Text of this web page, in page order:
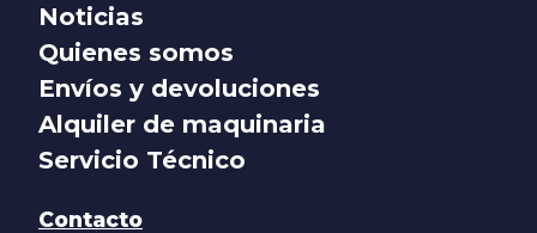
Noticias
Quienes somos
Envíos y devoluciones
Alquiler de maquinaria
Servicio Técnico
Contacto